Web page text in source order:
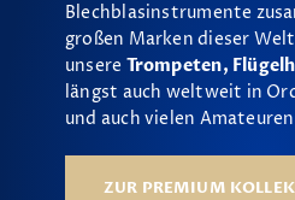
Blechblasinstrumente
großen Marken dieser
unsere Trompeten,
längst auch weltweit in
und auch vielen
ZUR PREMIUM